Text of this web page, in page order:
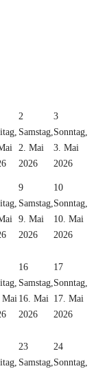
2
Samstag,
2. Mai
2026
3
Sonntag,
3. Mai
2026
9
Samstag,
9. Mai
2026
10
Sonntag,
10. Mai
2026
Mai
16
Samstag,
16. Mai
2026
17
Sonntag,
17. Mai
2026
23
Samstag,
24
Sonntag,